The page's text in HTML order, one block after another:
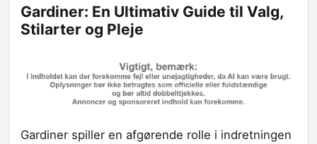
Gardiner: En Ultimativ Guide til Valg,
Stilarter og Pleje
Gardiner spiller en afgørende rolle i indretningen